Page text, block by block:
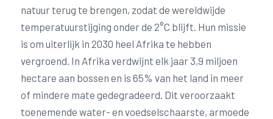
natuur terug te brengen, zodat de wereldwijde
temperatuurstijging onder de 2°C blijft. Hun missie
is om uiterlijk in 2030 heel Afrika te hebben
vergroend. In Afrika verdwijnt elk jaar 3,9 miljoen
hectare aan bossen en is 65% van het land in meer
of mindere mate gedegradeerd. Dit veroorzaakt
toenemende water- en voedselschaarste, armoede